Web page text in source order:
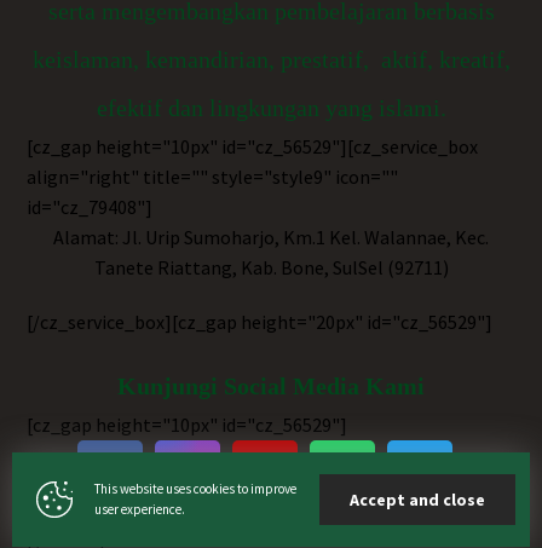
serta mengembangkan pembelajaran berbasis
keislaman, kemandirian, prestatif, aktif, kreatif,
efektif dan lingkungan yang islami.
[cz_gap height="10px" id="cz_56529"][cz_service_box
align="right" title="" style="style9" icon=""
id="cz_79408"]
Alamat: Jl. Urip Sumoharjo, Km.1 Kel. Walannae, Kec.
Tanete Riattang, Kab. Bone, SulSel (92711)
[/cz_service_box][cz_gap height="20px" id="cz_56529"]
Kunjungi Social Media Kami
[cz_gap height="10px" id="cz_56529"]
[cz_gap height="90px" id="cz_56529"][/vc_column]
This website uses cookies to improve
user experience.
Accept and close